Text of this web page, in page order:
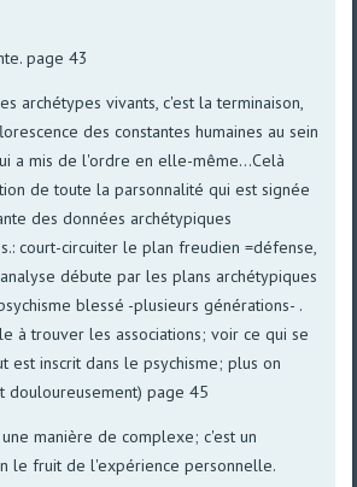
page 43
archétypes vivants, c'est la terminaison,
des constantes humaines au sein
a mis de l'ordre en elle-même...Celà
de toute la parsonnalité qui est signée
des données archétypiques
court-circuiter le plan freudien =défense,
débute par les plans archétypiques
blessé -plusieurs générations- .
à trouver les associations; voir ce qui se
est inscrit dans le psychisme; plus on
douloureusement) page 45
manière de complexe; c'est un
le fruit de l'expérience personnelle.